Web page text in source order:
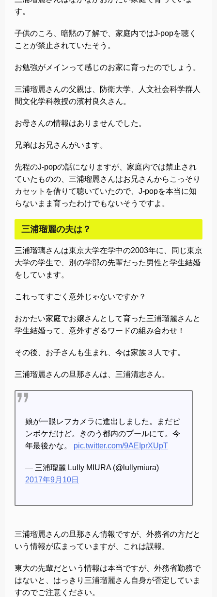
す。
子供のころ、暗黙の了解で、家庭内ではJ-popを聴く
ことが禁止されていたそう。
お勉強がメインって感じのお家に育ったのでしょう。
三浦瑠麗さんの父親は、防衛大学、人文社会科学群人
間文化学科教授の濱村良久さん。
お母さんの情報はありませんでした。
兄弟はお兄さんがいます。
先程のJ-popの話になりますが、家庭内では禁止され
ていたものの、三浦瑠麗さんはお兄さんからこっそり
カセットを借りて聴いていたので、J-popを本当に知
らないまま育ったわけでもないそうですよ。
三浦瑠麗の夫は？
三浦瑠璃さんは東京大学在学中の2003年に、同じ東京
大学の学生で、別の学部の先輩だった男性と学生結婚
をしています。
これってすごく意外じゃないですか？
おかたい家庭でお嬢さんとして育った三浦瑠麗さんと
学生結婚って、意外すぎるワードの組み合わせ！
その後、お子さんも生まれ、今は家族３人です。
三浦瑠麗さんの旦那さんは、三浦清志さん。
娘が一眼レフカメラに進出しました。まだピ
ンボケだけど。きのう都内のプールにて。今
年最後かな。 pic.twitter.com/9AEIprXUpT
— 三浦瑠麗 Lully MIURA (@lullymiura)
2017年9月10日
三浦瑠麗さんの旦那さん情報ですが、外務省の方だと
いう情報が広まっていますが、これは誤報。
東大の先輩だという情報は本当ですが、外務省勤務で
はないと、はっきり三浦瑠麗さん自身が否定していま
すのでご注意ください。